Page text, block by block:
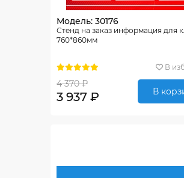
Модель: 30176
Стенд на заказ информация для
760*860мм
В
4 370 ₽
3 937 ₽ В